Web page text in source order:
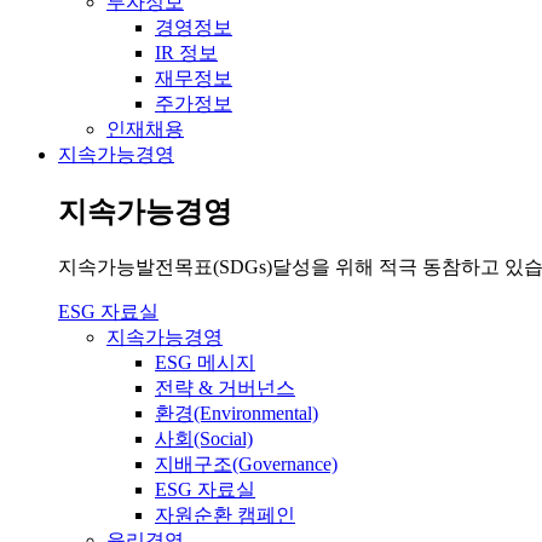
경영정보
IR 정보
재무정보
주가정보
인재채용
지속가능경영
지속가능경영
지속가능발전목표(SDGs)달성을 위해 적극 동참하고 있
ESG 자료실
지속가능경영
ESG 메시지
전략 & 거버넌스
환경(Environmental)
사회(Social)
지배구조(Governance)
ESG 자료실
자원순환 캠페인